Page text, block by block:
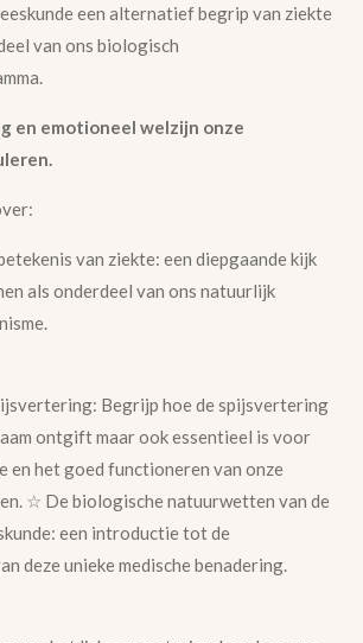
een alternatief begrip van ziekte
van ons biologisch
en emotioneel welzijn onze
van ziekte: een diepgaande kijk
als onderdeel van ons natuurlijk
Begrijp hoe de spijsvertering
ontgift maar ook essentieel is voor
en het goed functioneren van onze
☆ De biologische natuurwetten van de
een introductie tot de
deze unieke medische benadering.